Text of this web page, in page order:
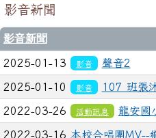
影音新聞
影音新聞
2025-01-13 影音 聲音2
2025-01-10 影音 107 班張
2022-03-26 活動訊息 龍安國
2022-03-16 本校合唱團MV--